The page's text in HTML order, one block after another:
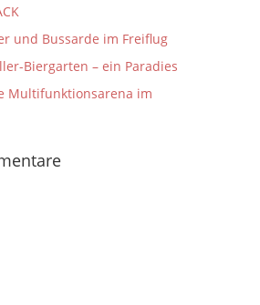
und Bussarde im Freiflug
Biergarten – ein Paradies
Multifunktionsarena im